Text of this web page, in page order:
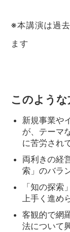
※本講演は過
ます
このよう
新規事業や
が、テーマ
に苦労され
両利きの経
索」のバラ
「知の探
上手く進め
客観的で網
法について